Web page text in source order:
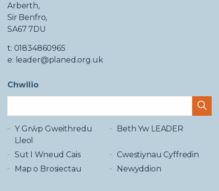
Arberth,
Sir Benfro,
SA67 7DU
t: 01834860965
e: leader@planed.org.uk
Chwilio
Y Grŵp Gweithredu
Lleol
Beth Yw LEADER
Sut I Wneud Cais
Cwestiynau Cyffredin
Map o Brosiectau
Newyddion